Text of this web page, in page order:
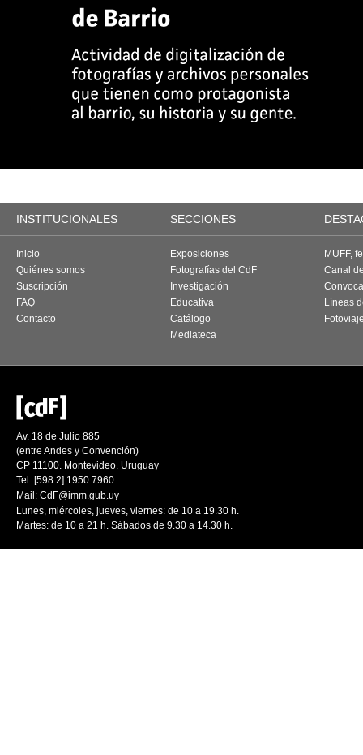
INSTITUCIONALES SECCIONES
Inicio
Quiénes somos
Suscripción
FAQ
Contacto
Exposiciones
Fotografías del CdF
Investigación
Educativa
Catálogo
Mediateca
MUFF,
Canal
Líneas
Av. 18 de Julio 885
(entre Andes y Convención)
CP 11100. Montevideo. Uruguay
Tel: [598 2] 1950 7960
Mail: CdF@imm.gub.uy
Lunes, miércoles, jueves, viernes: de 10 a 19.30 h.
Martes: de 10 a 21 h. Sábados de 9.30 a 14.30 h.